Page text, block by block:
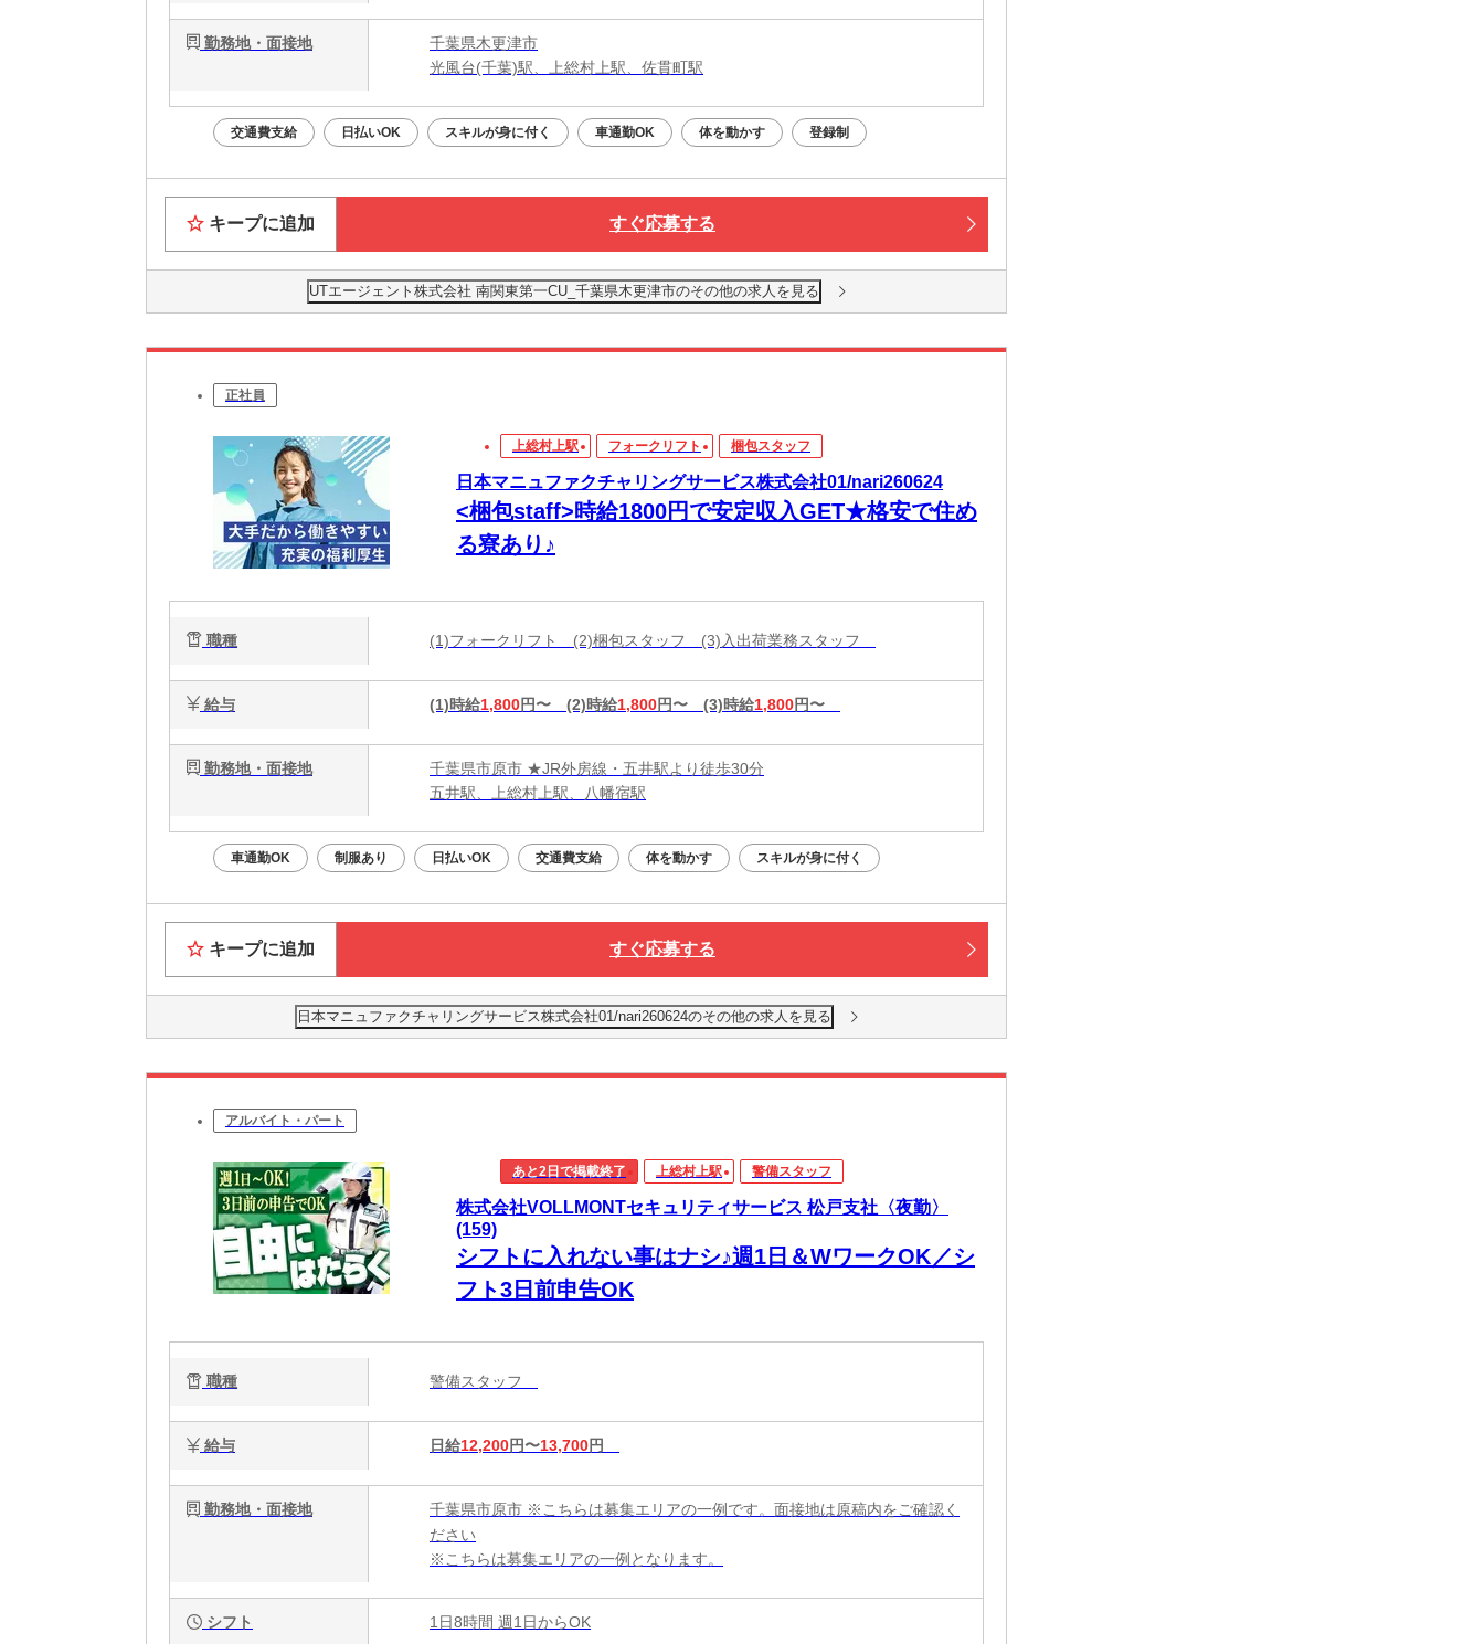
勤務地・面接地
千葉県木更津市
光風台(千葉)駅、上総村上駅、佐貫町駅
交通費支給 日払いOK スキルが身に付く 車通勤OK 体を動かす 登録制
キープに追加 すぐ応募する
UTエージェント株式会社 南関東第一CU_千葉県木更津市のその他の求人を見る
正社員
上総村上駅 フォークリフト 梱包スタッフ
日本マニュファクチャリングサービス株式会社01/nari260624
<梱包staff>時給1800円で安定収入GET★格安で住め
る寮あり♪
職種 (1)フォークリフト (2)梱包スタッフ (3)入出荷業務スタッフ
給与 (1)時給1,800円〜 (2)時給1,800円〜 (3)時給1,800円〜
勤務地・面接地
千葉県市原市 ★JR外房線・五井駅より徒歩30分
五井駅、上総村上駅、八幡宿駅
車通勤OK 制服あり 日払いOK 交通費支給 体を動かす スキルが身に付く
キープに追加 すぐ応募する
日本マニュファクチャリングサービス株式会社01/nari260624のその他の求人を見る
アルバイト・パート
あと2日で掲載終了 上総村上駅 警備スタッフ
株式会社VOLLMONTセキュリティサービス 松戸支社〈夜勤〉
(159)
シフトに入れない事はナシ♪週1日＆WワークOK／シ
フト3日前申告OK
職種 警備スタッフ
給与 日給12,200円〜13,700円
勤務地・面接地
千葉県市原市 ※こちらは募集エリアの一例です。面接地は原稿内をご確認く
ださい
※こちらは募集エリアの一例となります。
シフト 1日8時間 週1日からOK